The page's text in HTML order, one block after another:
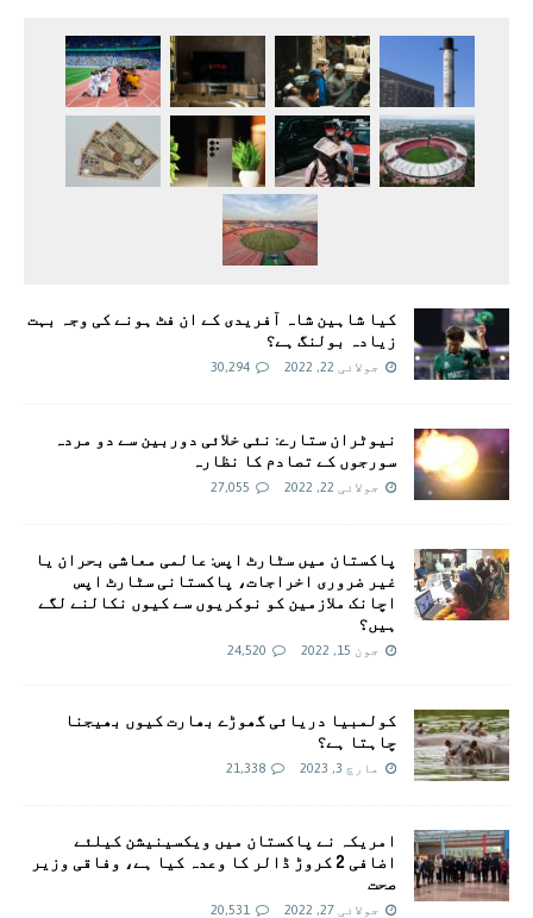
کیا شاہین شاہ آفریدی کے ان فٹ ہونے کی وجہ بہت
زیادہ بولنگ ہے؟
جولائی 22, 2022 30,294
نیوٹران ستارے: نئی خلائی دوربین سے دو مردہ
سورجوں کے تصادم کا نظارہ
جولائی 22, 2022 27,055
پاکستان میں سٹارٹ اپس: عالمی معاشی بحران یا
غیر ضروری اخراجات، پاکستانی سٹارٹ اپس
اچانک ملازمین کو نوکریوں سے کیوں نکالنے لگے
ہیں؟
جون 15, 2022 24,520
کولمبیا دریائی گھوڑے بھارت کیوں بھیجنا
چاہتا ہے؟
مارچ 3, 2023 21,338
امريکہ نے پاکستان میں ویکسینیشن کیلئے
اضافی 2 کروڑ ڈالر کا وعدہ کیا ہے، وفاقی وزیر
صحت
جولائی 27, 2022 20,531